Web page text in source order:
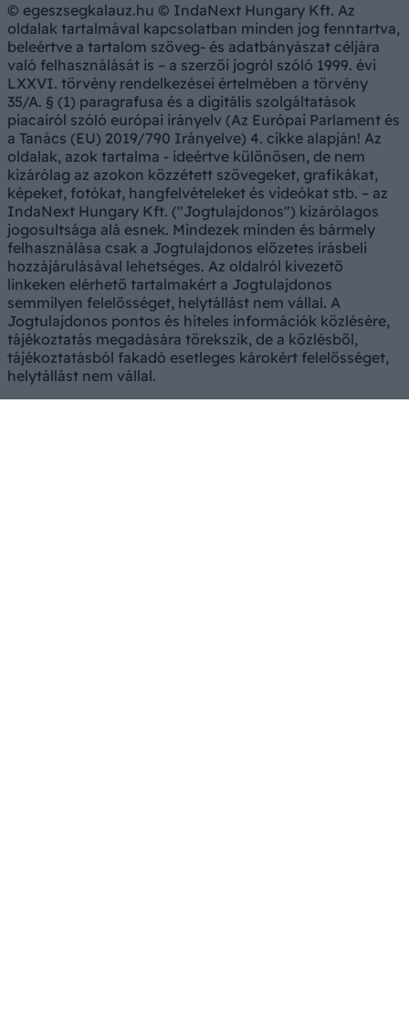
© egeszsegkalauz.hu © IndaNext Hungary Kft. Az
oldalak tartalmával kapcsolatban minden jog fenntartva,
beleértve a tartalom szöveg- és adatbányászat céljára
való felhasználását is – a szerzői jogról szóló 1999. évi
LXXVI. törvény rendelkezései értelmében a törvény
35/A. § (1) paragrafusa és a digitális szolgáltatások
piacairól szóló európai irányelv (Az Európai Parlament és
a Tanács (EU) 2019/790 Irányelve) 4. cikke alapján! Az
oldalak, azok tartalma - ideértve különösen, de nem
kizárólag az azokon közzétett szövegeket, grafikákat,
képeket, fotókat, hangfelvételeket és videókat stb. – az
IndaNext Hungary Kft. ("Jogtulajdonos") kizárólagos
jogosultsága alá esnek. Mindezek minden és bármely
felhasználása csak a Jogtulajdonos előzetes írásbeli
hozzájárulásával lehetséges. Az oldalról kivezető
linkeken elérhető tartalmakért a Jogtulajdonos
semmilyen felelősséget, helytállást nem vállal. A
Jogtulajdonos pontos és hiteles információk közlésére,
tájékoztatás megadására törekszik, de a közlésből,
tájékoztatásból fakadó esetleges károkért felelősséget,
helytállást nem vállal.